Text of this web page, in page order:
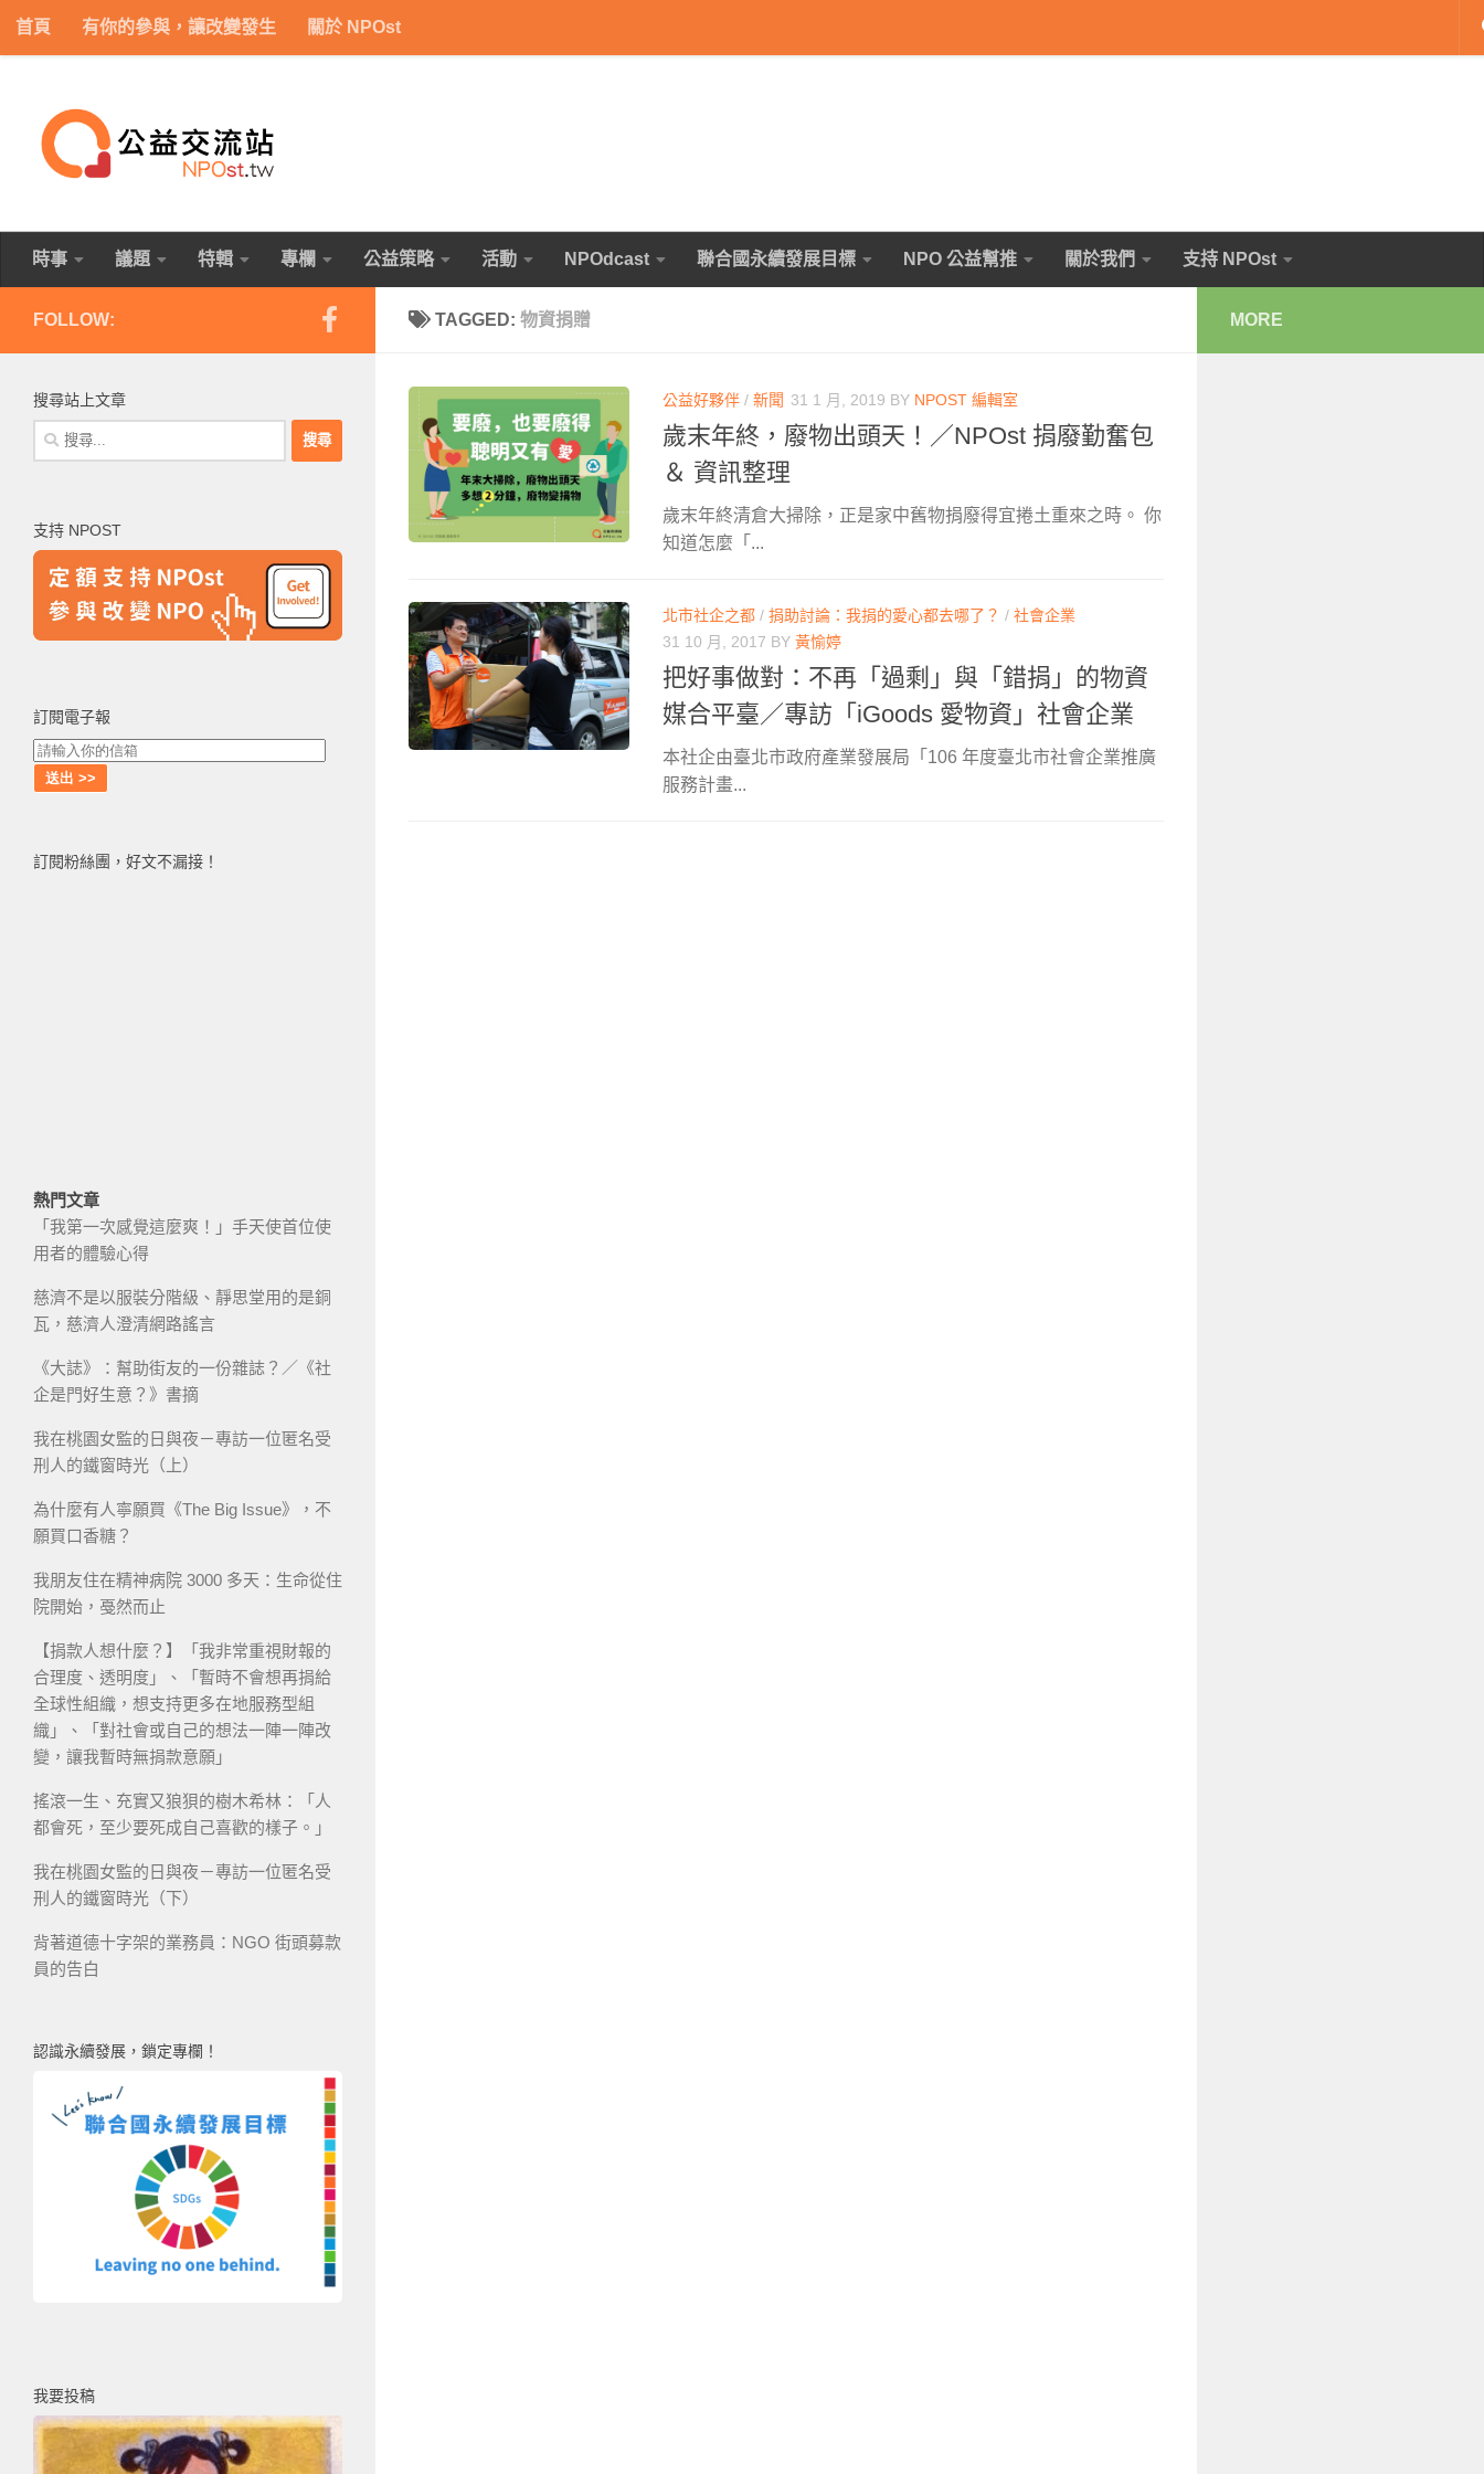
Skip to content
首頁 有你的參與，讓改變發生 關於 NPOst
時事 議題 特輯 專欄 公益策略 活動 NPOdcast 聯合國永續發展目標 NPO 公益幫推 關於我們 支持 NPOst
TAGGED: 物資捐贈
公益好夥伴 / 新聞 31 1 月, 2019 BY NPOST 編輯室
歲末年終，廢物出頭天！／NPOst 捐廢勤奮包
＆ 資訊整理
歲末年終清倉大掃除，正是家中舊物捐廢得宜捲土重來之時。 你
知道怎麼「...
北市社企之都 / 捐助討論：我捐的愛心都去哪了？ / 社會企業
31 10 月, 2017 BY 黃愉婷
把好事做對：不再「過剩」與「錯捐」的物資
媒合平臺／專訪「iGoods 愛物資」社會企業
本社企由臺北市政府產業發展局「106 年度臺北市社會企業推廣
服務計畫...
FOLLOW:
搜尋站上文章
搜
尋
字:
支持 NPOST
訂閱電子報
訂閱粉絲團，好文不漏接！
熱門文章
「我第一次感覺這麼爽！」手天使首位使
用者的體驗心得
慈濟不是以服裝分階級、靜思堂用的是銅
瓦，慈濟人澄清網路謠言
《大誌》：幫助街友的一份雜誌？／《社
企是門好生意？》書摘
我在桃園女監的日與夜－專訪一位匿名受
刑人的鐵窗時光（上）
為什麼有人寧願買《The Big Issue》，不
願買口香糖？
我朋友住在精神病院 3000 多天：生命從住
院開始，戞然而止
【捐款人想什麼？】「我非常重視財報的
合理度、透明度」、「暫時不會想再捐給
全球性組織，想支持更多在地服務型組
織」、「對社會或自己的想法一陣一陣改
變，讓我暫時無捐款意願」
搖滾一生、充實又狼狽的樹木希林：「人
都會死，至少要死成自己喜歡的樣子。」
我在桃園女監的日與夜－專訪一位匿名受
刑人的鐵窗時光（下）
背著道德十字架的業務員：NGO 街頭募款
員的告白
認識永續發展，鎖定專欄！
我要投稿
MORE